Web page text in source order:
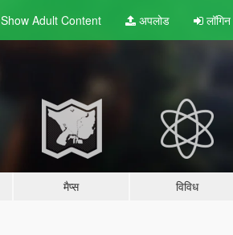
Show Adult Content अपलोड लॉगिन
मैप्स विविध